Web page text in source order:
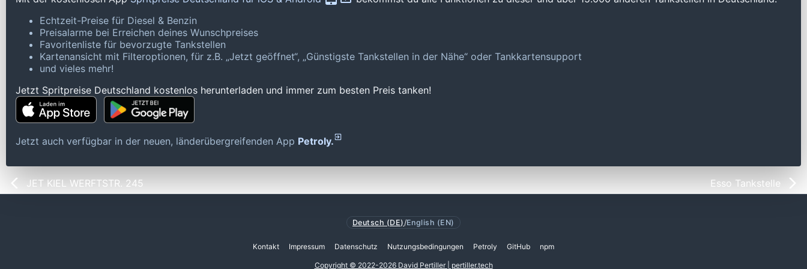
Echtzeit-Preise für Diesel & Benzin
Preisalarme bei Erreichen deines Wunschpreises
Favoritenliste für bevorzugte Tankstellen
Kartenansicht mit Filteroptionen, für z.B. „Jetzt geöffnet“, „Günstigste Tankstellen in der Nähe“ oder Tankkartensupport
und vieles mehr!
Jetzt Spritpreise Deutschland kostenlos herunterladen und immer zum besten Preis tanken!
Jetzt auch verfügbar in der neuen, länderübergreifenden App Petroly.
JET KIEL WERFTSTR. 245 Esso Tankstelle
Deutsch (DE) /English (EN)
Kontakt Impressum Datenschutz Nutzungsbedingungen Petroly GitHub npm
Copyright © 2022-2026 David Pertiller | pertiller.tech